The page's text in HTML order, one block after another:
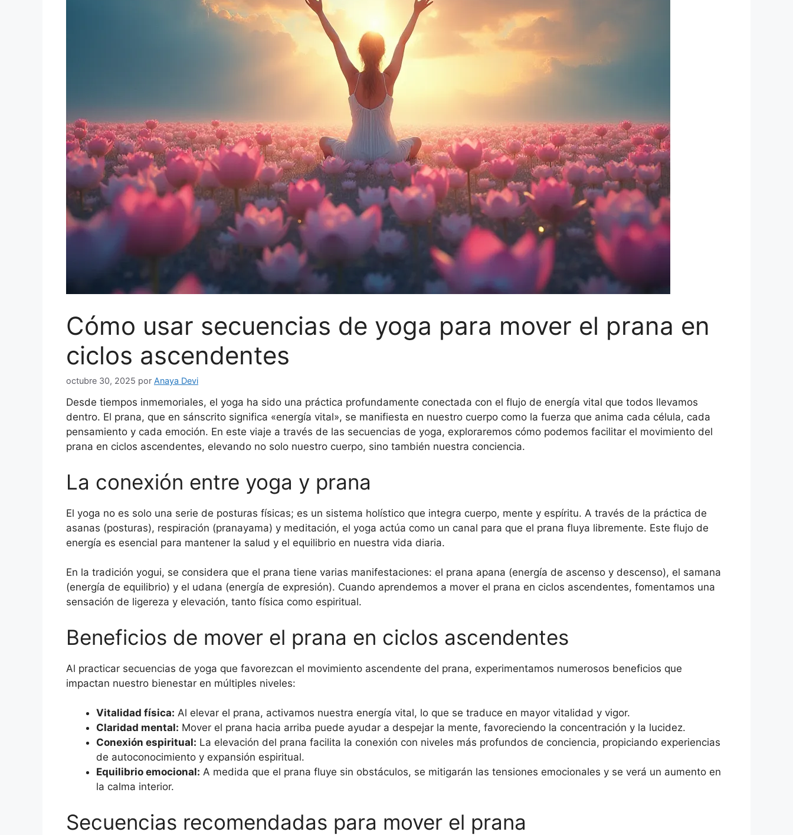
Cómo usar secuencias de yoga para mover el prana en
ciclos ascendentes
octubre 30, 2025 por Anaya Devi
Desde tiempos inmemoriales, el yoga ha sido una práctica profundamente conectada con el flujo de energía vital que todos llevamos
dentro. El prana, que en sánscrito significa «energía vital», se manifiesta en nuestro cuerpo como la fuerza que anima cada célula, cada
pensamiento y cada emoción. En este viaje a través de las secuencias de yoga, exploraremos cómo podemos facilitar el movimiento del
prana en ciclos ascendentes, elevando no solo nuestro cuerpo, sino también nuestra conciencia.
La conexión entre yoga y prana
El yoga no es solo una serie de posturas físicas; es un sistema holístico que integra cuerpo, mente y espíritu. A través de la práctica de
asanas (posturas), respiración (pranayama) y meditación, el yoga actúa como un canal para que el prana fluya libremente. Este flujo de
energía es esencial para mantener la salud y el equilibrio en nuestra vida diaria.
En la tradición yogui, se considera que el prana tiene varias manifestaciones: el prana apana (energía de ascenso y descenso), el samana
(energía de equilibrio) y el udana (energía de expresión). Cuando aprendemos a mover el prana en ciclos ascendentes, fomentamos una
sensación de ligereza y elevación, tanto física como espiritual.
Beneficios de mover el prana en ciclos ascendentes
Al practicar secuencias de yoga que favorezcan el movimiento ascendente del prana, experimentamos numerosos beneficios que
impactan nuestro bienestar en múltiples niveles:
Vitalidad física: Al elevar el prana, activamos nuestra energía vital, lo que se traduce en mayor vitalidad y vigor.
Claridad mental: Mover el prana hacia arriba puede ayudar a despejar la mente, favoreciendo la concentración y la lucidez.
Conexión espiritual: La elevación del prana facilita la conexión con niveles más profundos de conciencia, propiciando experiencias
de autoconocimiento y expansión espiritual.
Equilibrio emocional: A medida que el prana fluye sin obstáculos, se mitigarán las tensiones emocionales y se verá un aumento en
la calma interior.
Secuencias recomendadas para mover el prana